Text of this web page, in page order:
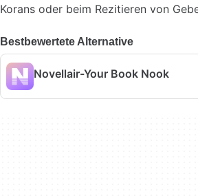
Korans oder beim Rezitieren von
Bestbewertete Alternative
Novellair-Your Book Nook